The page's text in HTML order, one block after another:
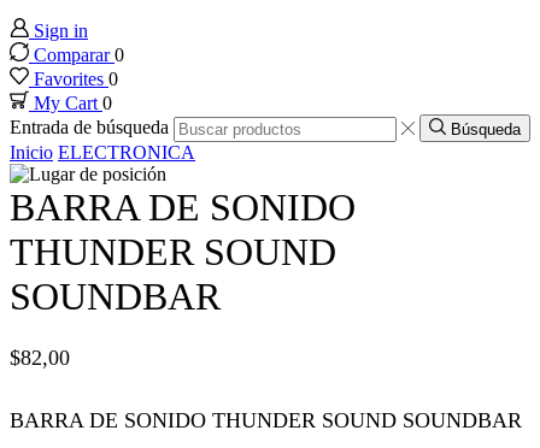
panel
panel
panel
panel
panel
panel
satın al
Sign in
Comparar0
Favorites 0
My Cart0
Entrada de búsqueda
Búsqueda
Inicio ELECTRONICA
BARRA DE SONIDO
THUNDER SOUND
SOUNDBAR
$82,00
BARRA DE SONIDO THUNDER SOUND SOUNDBAR